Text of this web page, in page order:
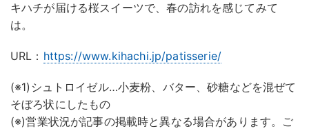
キハチが届ける桜スイーツで、春の訪れを感じてみて
は。
URL： https://www.kihachi.jp/patisserie/
(※1)シュトロイゼル…小麦粉、バター、砂糖などを混ぜて
そぼろ状にしたもの
(※)営業状況が記事の掲載時と異なる場合があります。ご